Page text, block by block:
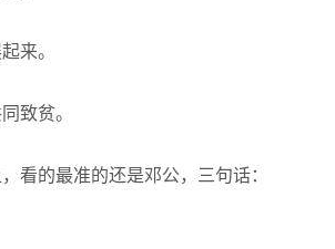
来。
致贫。
看的最准的还是邓公，三句话：